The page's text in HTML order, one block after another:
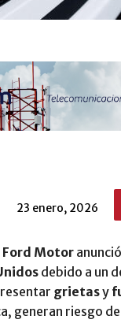
23 enero, 2026
Ford Motor
debido a un
grietasy
generan riesgo de